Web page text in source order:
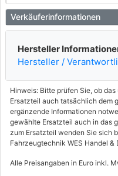
VW
GOLF IV
2.8 VR6
150 / 204
03/1999 -
0603682
info
VW
GOLF IV
3.2 R32
Verkäuferinformationen
Hersteller
Hersteller /
Hinweis: Bitte prüfen Sie, ob
Ersatzteil auch tatsächlich dem
ergänzende Informationen
gewählte Ersatzteil auch in das
zum Ersatzteil wenden Sie sich
Fahrzeugtechnik WES Handel &
Alle Preisangaben in Euro inkl.